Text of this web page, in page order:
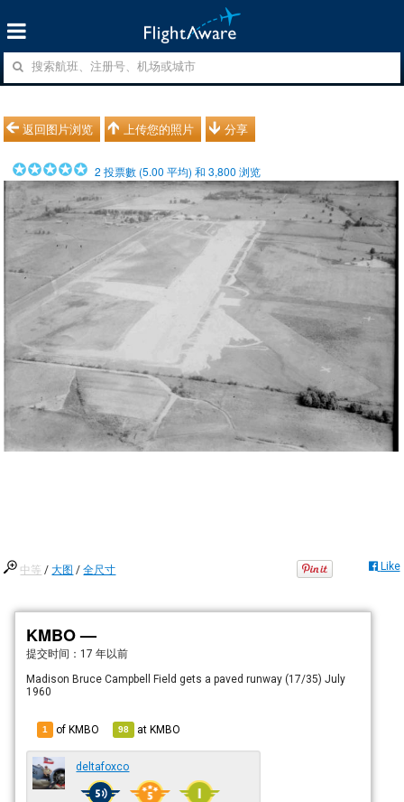
返回图片浏览 上传您的照片 分享
2 投票數 (5.00 平均) 和3,800 浏览
中等 /大图 /全尺寸 Like
KMBO —
提交时间： 17 年以前
Madison Bruce Campbell Field gets a paved runway (17/35) July
1960
1 of KMBO 98 atKMBO
deltafoxco